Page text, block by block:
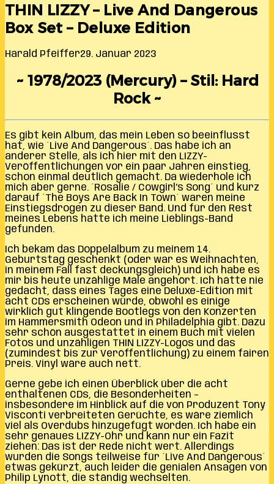
THIN LIZZY – Live And Dangerous
Box Set – Deluxe Edition
Harald Pfeiffer29. Januar 2023
~ 1978/2023 (Mercury) – Stil: Hard
Rock ~
Es gibt kein Album, das mein Leben so beeinflusst
hat, wie ´Live And Dangerous´. Das habe ich an
anderer Stelle, als ich hier mit den LIZZY-
Veröffentlichungen vor ein paar Jahren einstieg,
schon einmal deutlich gemacht. Da wiederhole ich
mich aber gerne. ´Rosalie / Cowgirl’s Song´ und kurz
darauf ´The Boys Are Back In Town´ waren meine
Einstiegsdrogen zu dieser Band. Und für den Rest
meines Lebens hatte ich meine Lieblings-Band
gefunden.
Ich bekam das Doppelalbum zu meinem 14.
Geburtstag geschenkt (oder war es Weihnachten,
in meinem Fall fast deckungsgleich) und ich habe es
mir bis heute unzählige Male angehört. Ich hätte nie
gedacht, dass eines Tages eine Deluxe-Edition mit
acht CDs erscheinen würde, obwohl es einige
wirklich gut klingende Bootlegs von den Konzerten
im Hammersmith Odeon und in Philadelphia gibt. Dazu
sehr schön ausgestattet in einem Buch mit vielen
Fotos und unzähligen THIN LIZZY-Logos und das
(zumindest bis zur Veröffentlichung) zu einem fairen
Preis. Vinyl wäre auch nett.
Gerne gebe ich einen Überblick über die acht
enthaltenen CDs, die Besonderheiten –
insbesondere im Hinblick auf die von Produzent Tony
Visconti verbreiteten Gerüchte, es wäre ziemlich
viel als Overdubs hinzugefügt worden. Ich habe ein
sehr genaues LIZZY-Ohr und kann nur ein Fazit
ziehen: Das ist der Rede nicht wert. Allerdings
wurden die Songs teilweise für ´Live And Dangerous´
etwas gekürzt, auch leider die genialen Ansagen von
Philip Lynott, die ständig wechselten.